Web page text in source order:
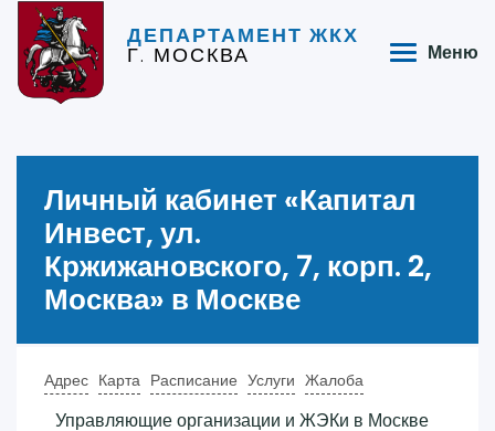
ДЕПАРТАМЕНТ ЖКХ
Г. МОСКВА Меню
Личный кабинет «‎Капитал
Инвест, ул.
Кржижановского, 7, корп. 2,
Москва»‎ в Москве
Адрес Карта Расписание Услуги Жалоба
Управляющие организации и ЖЭКи в Москве